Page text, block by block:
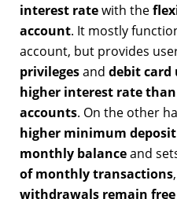
interest ratewith the
account. It mostly
account, but provides
privilegesand debit card
higher interest rate
accounts. On the other
higher minimum deposit
monthly balanceand
of monthly transactions
withdrawals remain